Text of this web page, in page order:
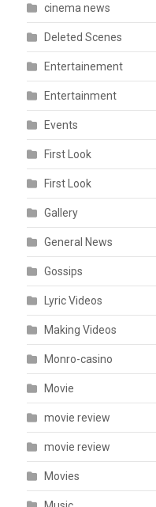
cinema news
Deleted Scenes
Entertainement
Entertainment
Events
First Look
First Look
Gallery
General News
Gossips
Lyric Videos
Making Videos
Monro-casino
Movie
movie review
movie review
Movies